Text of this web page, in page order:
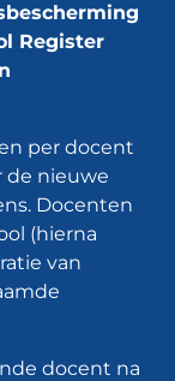
Register
per docent
de nieuwe
Docenten
(hierna
van
docent na